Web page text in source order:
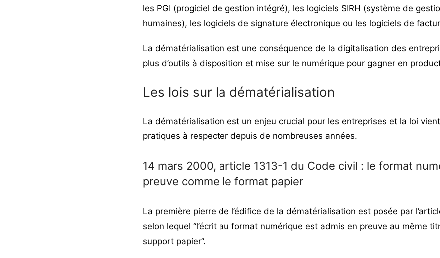
les PGI (progiciel de gestion intégré), les logiciels SIRH (système de
humaines), les logiciels de signature électronique ou les logiciels de
La dématérialisation est une conséquence de la digitalisation des
plus d’outils à disposition et mise sur le numérique pour gagner en
Les lois sur la dématérialisation
La dématérialisation est un enjeu crucial pour les entreprises et la loi
pratiques à respecter depuis de nombreuses années.
14 mars 2000, article 1313-1 du Code civil : le format
preuve comme le format papier
La première pierre de l’édifice de la dématérialisation est posée par
selon lequel “l’écrit au format numérique est admis en preuve au même
support papier”.